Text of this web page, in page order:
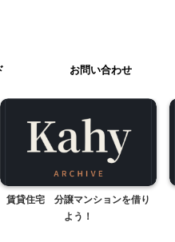
お問い合わせ
賃貸住宅 分譲マンションを借り
よう！